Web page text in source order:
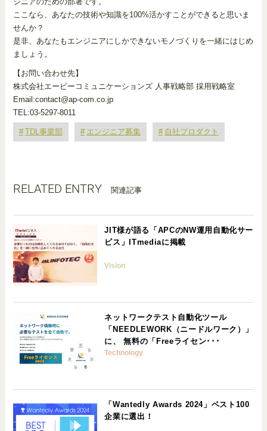
ここなら、あなたの技術や知識を100%活かすことができると思いま
せんか？
是非、あなたもエンジニアにしかできないモノづくりを一緒にはじめ
ましょう。
【お問い合わせ先】
株式会社エーピーコミュニケーションズ 人事戦略部 採用戦略室
Email:contact@ap-com.co.jp
TEL:03-5297-8011
TDL事業部 エンジニア募集 自社プロダクト
RELATED ENTRY 関連記事
JIT様が語る「APCのNW運用自動化サー
ビス」ITmediaに掲載
Vision
ネットワークテスト自動化ツール
「NEEDLEWORK（ニードルワーク）」
に、 無料の「Freeライセン･･･
Technology
「Wantedly Awards 2024」ベスト100
企業に選出！